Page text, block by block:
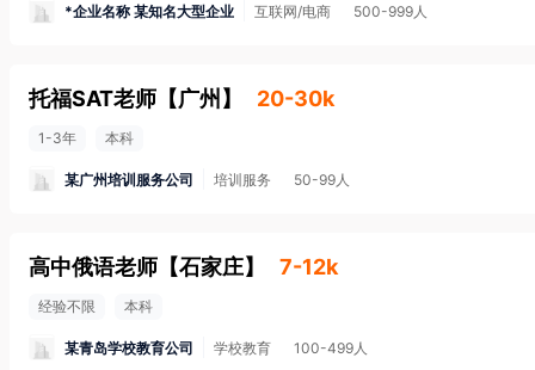
*企业名称 某知名大型企业 互联网/电商 500-999人
托福SAT老师 【广州 】 20-30k
1-3年 本科
某广州培训服务公司 培训服务 50-99人
高中俄语老师 【石家庄】 7-12k
经验不限 本科
某青岛学校教育公司 学校教育 100-499人